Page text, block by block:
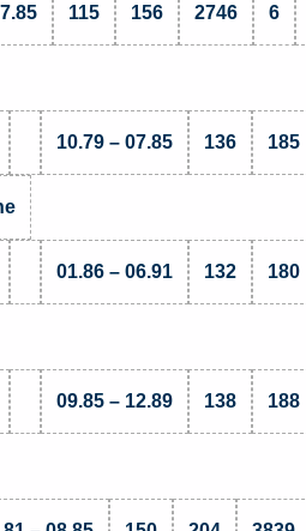
115 156 2746 6
10.79 – 07.85 136 185
01.86 – 06.91 132 180
09.85 – 12.89 138 188